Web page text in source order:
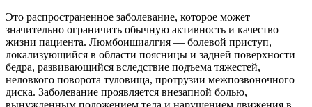
Это распространенное заболевание, которое может
значительно ограничить обычную активность и качество
жизни пациента. Люмбоишиалгия — болевой приступ,
локализующийся в области поясницы и задней поверхности
бедра, развивающийся вследствие подъема тяжестей,
неловкого поворота туловища, протрузии межпозвоночного
диска. Заболевание проявляется внезапной болью,
вынужденным положением тела и нарушением движения в